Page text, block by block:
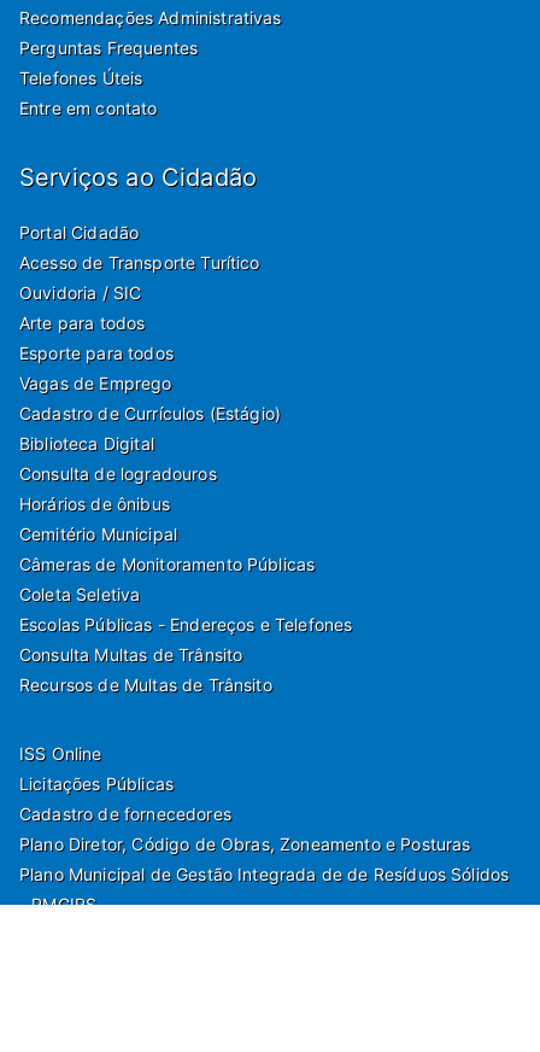
Recomendações Administrativas
Perguntas Frequentes
Telefones Úteis
Entre em contato
Serviços ao Cidadão
Portal Cidadão
Acesso de Transporte Turítico
Ouvidoria / SIC
Arte para todos
Esporte para todos
Vagas de Emprego
Cadastro de Currículos (Estágio)
Biblioteca Digital
Consulta de logradouros
Horários de ônibus
Cemitério Municipal
Câmeras de Monitoramento Públicas
Coleta Seletiva
Escolas Públicas - Endereços e Telefones
Consulta Multas de Trânsito
Recursos de Multas de Trânsito
ISS Online
Licitações Públicas
Cadastro de fornecedores
Plano Diretor, Código de Obras, Zoneamento e Posturas
Plano Municipal de Gestão Integrada de de Resíduos Sólidos
- PMGIRS